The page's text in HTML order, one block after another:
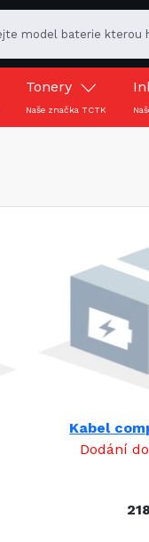
Tonery
Naše značka TCTK
Kabel
Dodání